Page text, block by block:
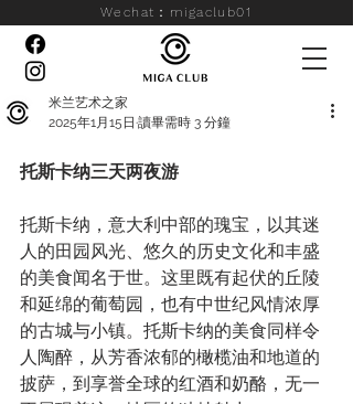
Wechat：migaclub01
米兰艺术之家
2025年1月15日 讀畢需時 3 分鐘
托斯卡纳三天两夜游
托斯卡纳，意大利中部的瑰宝，以其迷
人的田园风光、悠久的历史文化和丰盛
的美食闻名于世。这里既有起伏的丘陵
和延绵的葡萄园，也有中世纪风情浓厚
的古城与小镇。托斯卡纳的美食同样令
人陶醉，从芳香浓郁的橄榄油和地道的
披萨，到享誉全球的红酒和奶酪，无一